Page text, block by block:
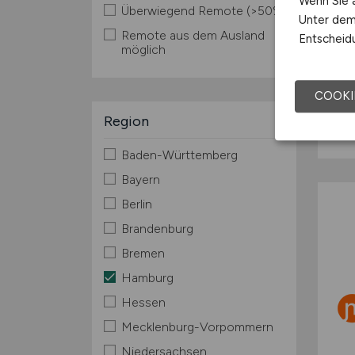
Überwiegend Remote (>50%)
Remote aus dem Ausland
möglich
Region
Baden-Württemberg
Bayern
Berlin
Brandenburg
Bremen
Hamburg
Hessen
Mecklenburg-Vorpommern
Niedersachsen
Unter